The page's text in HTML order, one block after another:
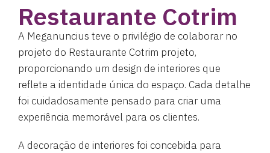
Restaurante Cotrim
A Meganuncius teve o privilégio de colaborar no
projeto do Restaurante Cotrim projeto,
proporcionando um design de interiores que
reflete a identidade única do espaço. Cada detalhe
foi cuidadosamente pensado para criar uma
experiência memorável para os clientes.
A decoração de interiores foi concebida para